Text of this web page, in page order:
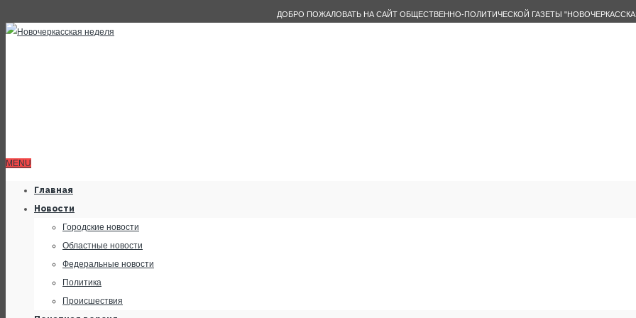
ДОБРО ПОЖАЛОВАТЬ НА САЙТ ОБЩЕСТВЕННО-ПОЛИТИЧЕСКОЙ ГАЗЕТЫ
MENU
Главная
Новости
Городские новости
Областные новости
Федеральные новости
Политика
Происшествия